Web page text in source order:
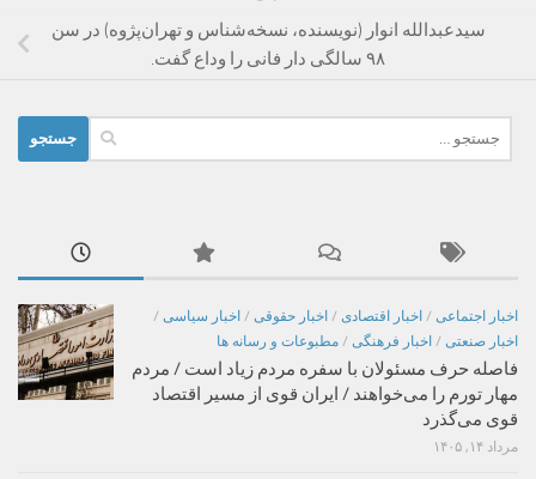
سید‫عبدالله انوار‬ (نویسنده، ‬نسخه‌شناس و تهران‌پژوه) در سن
۹۸ سالگی دار فانی را وداع گفت.
برای:
اخبار اجتماعی / اخبار اقتصادی / اخبار حقوقی / اخبار سیاسی /
اخبار صنعتی / اخبار فرهنگی / مطبوعات و رسانه ها
فاصله حرف مسئولان با سفره مردم زیاد است / مردم
مهار تورم را می‌خواهند / ایران قوی از مسیر اقتصاد
قوی می‌گذرد
مرداد ۱۴, ۱۴۰۵